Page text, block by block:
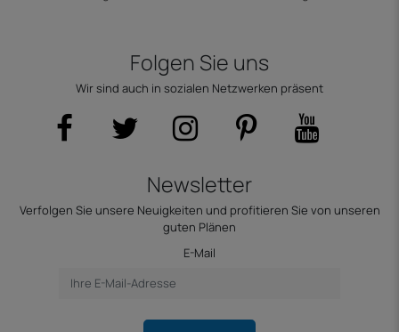
Folgen Sie uns
Wir sind auch in sozialen Netzwerken präsent
Newsletter
Verfolgen Sie unsere Neuigkeiten und profitieren Sie von unseren
guten Plänen
E-Mail